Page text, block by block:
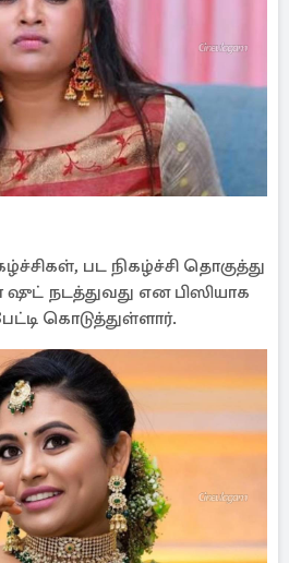
பட நிகழ்ச்சி தொகுத்து
நடத்துவது என பிஸியாக
கொடுத்துள்ளார்.